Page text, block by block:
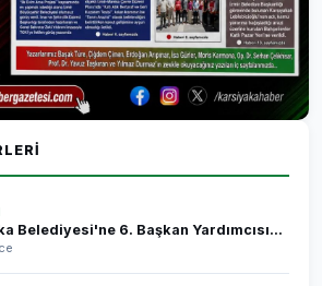
Belediyesi'ne 6. Başkan Yardımcısı...